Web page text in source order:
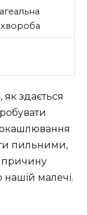
як здається
пильними,
причину
малечі.